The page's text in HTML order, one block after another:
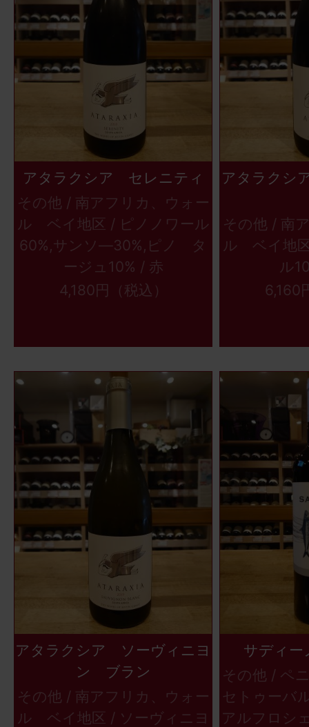
アタラクシア セレニティ
その他 / 南アフリカ、ウォー
ル ベイ地区 / ピノノワール
60%,サンソ―30%,ピノ タ
ージュ10% / 赤
4,180円（税込）
アタラク
その他 / 南
ル ベイ地
ル
6,160
アタラクシア ソーヴィニヨ
ン ブラン
その他 / 南アフリカ、ウォー
ル ベイ地区 / ソーヴィニヨ
サディ
その他 /
セトゥーバ
アルフロシ